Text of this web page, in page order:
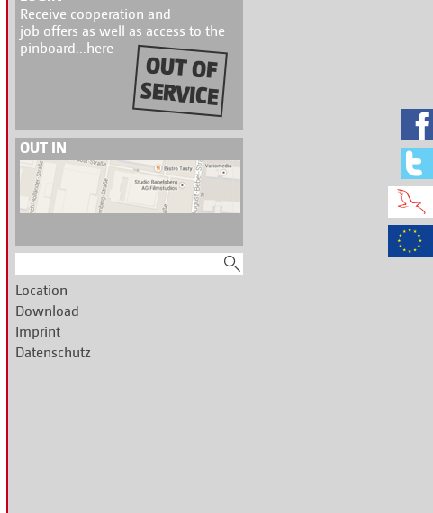
Receive cooperation and
job offers as well as access to the
pinboard...here
OUT OF
SERVICE
OUT IN
Location
Download
Imprint
Datenschutz